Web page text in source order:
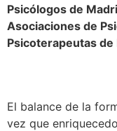
Psicólogos de
Asociaciones de
Psicoterapeutas de
El balance de la
vez que